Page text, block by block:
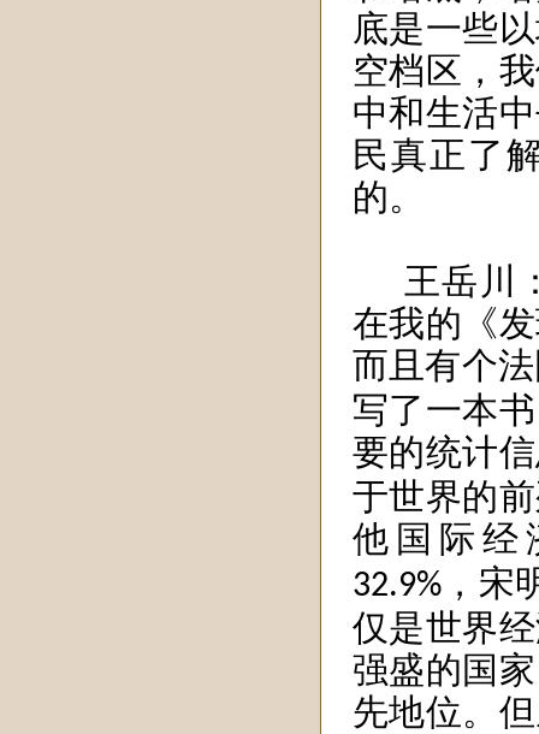
底是一些
空档区，
中和生活
民真正了
的。
王岳川
在我的《
而且有个
写了一本书
要的统计
于世界的
他国际 经
32.9% ， 宋
仅是世界
强盛的国
先地位。